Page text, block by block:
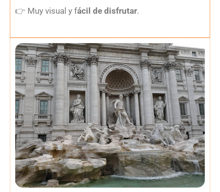
👉 Muy visual y fácil de disfrutar.